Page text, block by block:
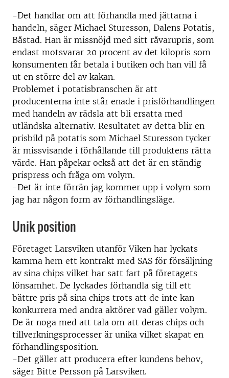
-Det handlar om att förhandla med jättarna i
handeln, säger Michael Sturesson, Dalens Potatis,
Båstad. Han är missnöjd med sitt råvarupris, som
endast motsvarar 20 procent av det kilopris som
konsumenten får betala i butiken och han vill få
ut en större del av kakan.
Problemet i potatisbranschen är att
producenterna inte står enade i prisförhandlingen
med handeln av rädsla att bli ersatta med
utländska alternativ. Resultatet av detta blir en
prisbild på potatis som Michael Sturesson tycker
är missvisande i förhållande till produktens rätta
värde. Han påpekar också att det är en ständig
prispress och fråga om volym.
-Det är inte förrän jag kommer upp i volym som
jag har någon form av förhandlingsläge.
Unik position
Företaget Larsviken utanför Viken har lyckats
kamma hem ett kontrakt med SAS för försäljning
av sina chips vilket har satt fart på företagets
lönsamhet. De lyckades förhandla sig till ett
bättre pris på sina chips trots att de inte kan
konkurrera med andra aktörer vad gäller volym.
De är noga med att tala om att deras chips och
tillverkningsprocesser är unika vilket skapat en
förhandlingsposition.
-Det gäller att producera efter kundens behov,
säger Bitte Persson på Larsviken.